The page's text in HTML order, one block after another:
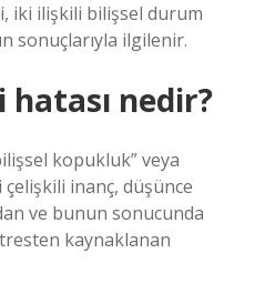
iki ilişkili bilişsel durum
sonuçlarıyla ilgilenir.
hatası nedir?
kopukluk” veya
inanç, düşünce
ve bunun sonucunda
kaynaklanan